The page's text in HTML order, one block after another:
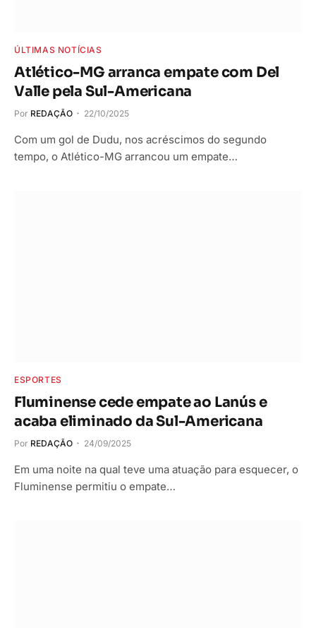
ÚLTIMAS NOTÍCIAS
Atlético-MG arranca empate com Del
Valle pela Sul-Americana
Por REDAÇÃO 22/10/2025
Com um gol de Dudu, nos acréscimos do segundo
tempo, o Atlético-MG arrancou um empate…
ESPORTES
Fluminense cede empate ao Lanús e
acaba eliminado da Sul-Americana
Por REDAÇÃO 24/09/2025
Em uma noite na qual teve uma atuação para esquecer, o
Fluminense permitiu o empate…